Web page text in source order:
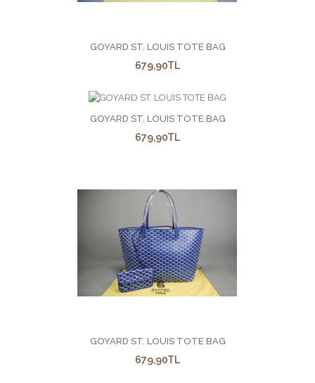
GOYARD ST. LOUIS TOTE BAG
GOYARD ST. LOUIS TOTE BAG
679,90TL
GOYARD ST. LOUIS TOTE BAG
679,90TL
GOYARD ST. LOUIS TOTE BAG
679,90TL
GOYARD ST. LOUIS TOTE BAG
679,90TL